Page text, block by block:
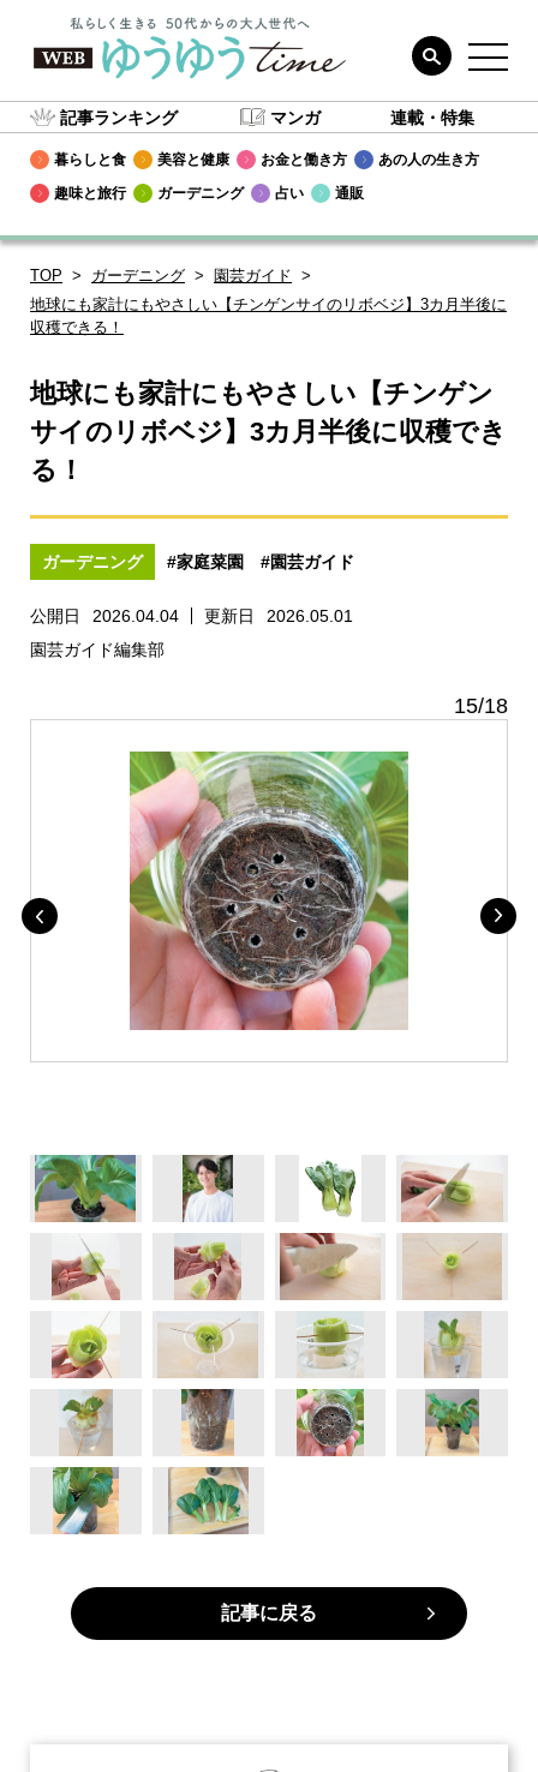
記事ランキング マンガ 連載・特集
暮らしと食 美容と健康 お金と働き方
あの人の生き方
趣味と旅行
ガーデニング 占い 通販
TOP ガーデニング
園芸ガイド
地球にも家計にもやさしい【チンゲンサイのリボベジ】3カ月半後に
収穫できる！
地球にも家計にもやさしい【チンゲン
サイのリボベジ】3カ月半後に収穫でき
る！
ガーデニング #家庭菜園 #園芸ガイド
公開日 2026.04.04 更新日
2026.05.01
園芸ガイド編集部
15/18
記事に戻る